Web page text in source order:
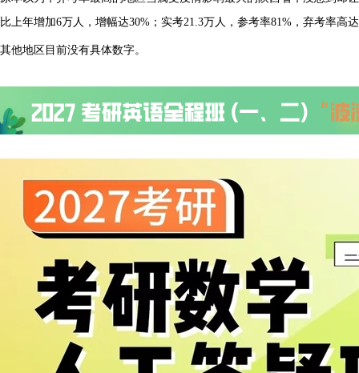
比上年增加6万人，增幅达30%；实考21.3万人，参考率81%，弃考率高
其他地区目前没有具体数字。